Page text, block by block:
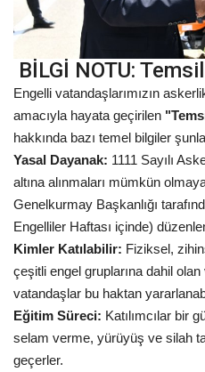
BİLGİ NOTU:
Engelli vatandaşlarımızın
amacıyla hayata geçirilen
hakkında bazı temel bilgiler
Yasal Dayanak: 1111 Sayılı
altına alınmaları mümkün
Genelkurmay Başkanlığı
Engelliler Haftası içinde)
Kimler Katılabilir: Fiziksel,
çeşitli engel gruplarına dahil
vatandaşlar bu haktan
Eğitim Süreci: Katılımcılar bir
selam verme, yürüyüş ve silah
geçerler.